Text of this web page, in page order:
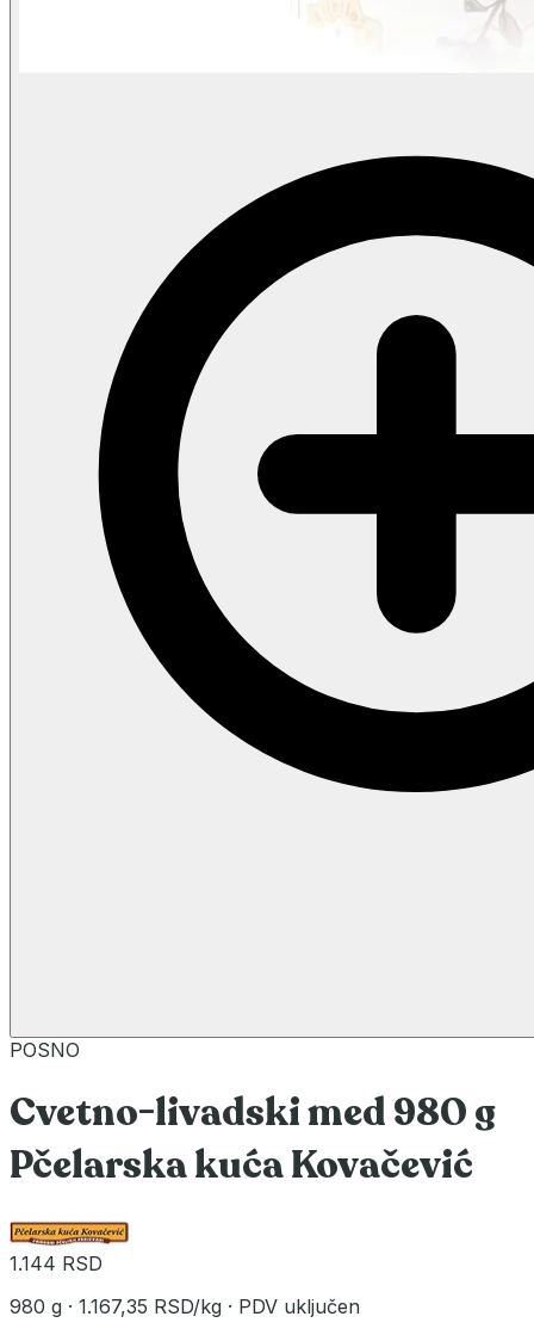
POSNO
Cvetno-livadski med 980 g
Pčelarska kuća Kovačević
1.144 RSD
980 g · 1.167,35 RSD/kg · PDV uključen